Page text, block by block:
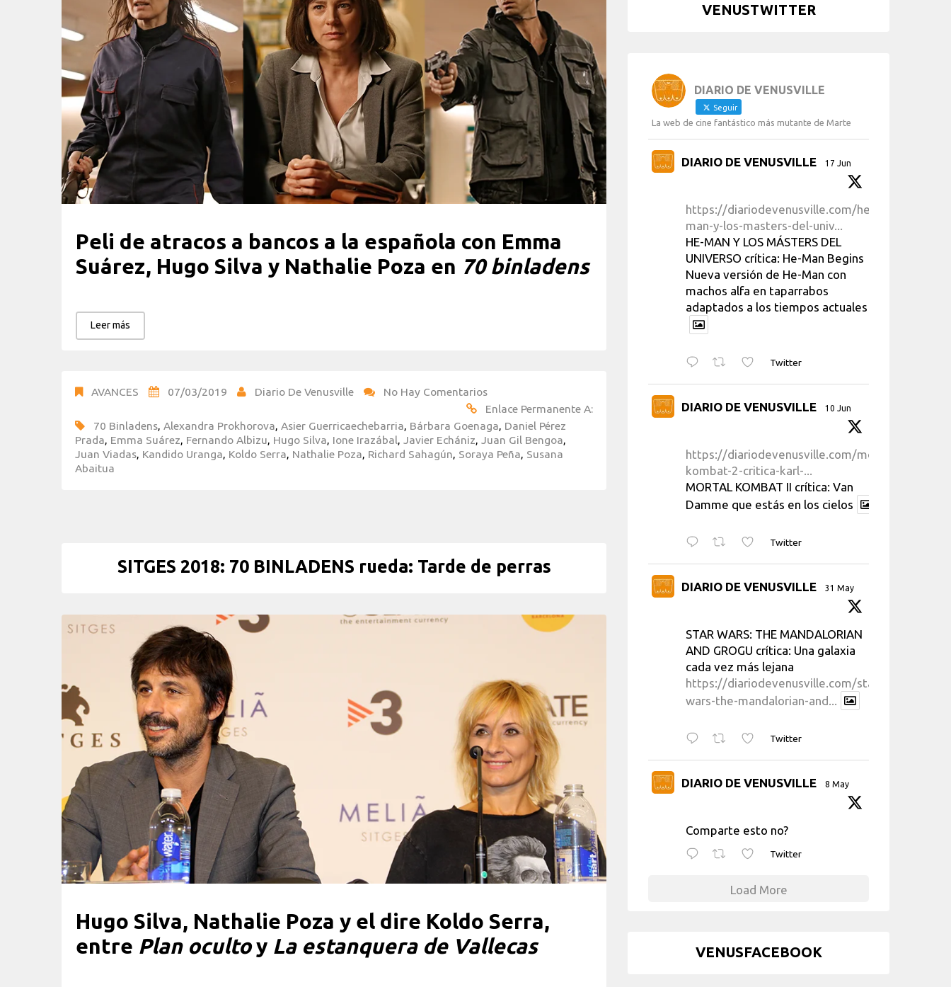
Peli de atracos a bancos a la española con Emma
Suárez, Hugo Silva y Nathalie Poza en 70 binladens
Leer más
AVANCES 07/03/2019 Diario De Venusville
No Hay Comentarios
Enlace Permanente A:
70 Binladens, Alexandra Prokhorova, Asier Guerricaechebarria, Bárbara Goenaga, Daniel Pérez
Prada, Emma Suárez, Fernando Albizu, Hugo Silva, Ione Irazábal, Javier Echániz, Juan Gil Bengoa,
Juan Viadas, Kandido Uranga, Koldo Serra, Nathalie Poza, Richard Sahagún, Soraya Peña, Susana
Abaitua
SITGES 2018: 70 BINLADENS rueda: Tarde de perras
Hugo Silva, Nathalie Poza y el dire Koldo Serra,
entre Plan ocultoy La estanquera de Vallecas
VENUSTWITTER
DIARIO DE VENUSVILLE
Seguir
La web de cine fantástico más mutante de Marte
DIARIO DE VENUSVILLE 17 Jun
https://diariodevenusville.com/he-
man-y-los-masters-del-univ...
HE-MAN Y LOS MÁSTERS DEL
UNIVERSO crítica: He-Man Begins
Nueva versión de He-Man con
machos alfa en taparrabos
adaptados a los tiempos actuales
Twitter
DIARIO DE VENUSVILLE 10 Jun
https://diariodevenusville.com/mortal-
kombat-2-critica-karl-...
MORTAL KOMBAT II crítica: Van
Damme que estás en los cielos
Twitter
DIARIO DE VENUSVILLE 31 May
STAR WARS: THE MANDALORIAN
AND GROGU crítica: Una galaxia
cada vez más lejana
https://diariodevenusville.com/star-
wars-the-mandalorian-and...
Twitter
DIARIO DE VENUSVILLE 8 May
Comparte esto no?
Twitter
Load More
VENUSFACEBOOK